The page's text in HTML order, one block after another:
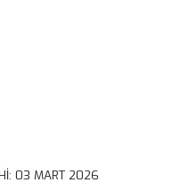
03 MART 2026